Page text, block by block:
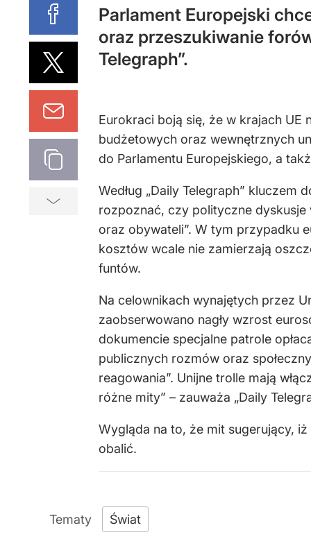
Parlament Europejski
oraz przeszukiwanie
Telegraph”.
Eurokraci boją się, że w krajach UE
budżetowych oraz wewnętrznych
do Parlamentu Europejskiego, a
Według „Daily Telegraph”
rozpoznać, czy polityczne
oraz obywateli”. W tym przypadku
kosztów wcale nie zamierzają
funtów.
Na celownikach wynajętych przez
zaobserwowano nagły wzrost
dokumencie specjalne patrole
publicznych rozmów oraz
reagowania”. Unijne trolle mają
różne mity” – zauważa „Daily
Wygląda na to, że mit sugerujący,
obalić.
Świat